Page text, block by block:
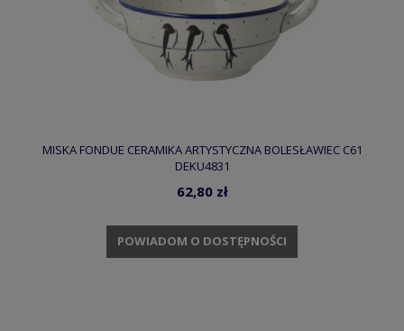
MISKA FONDUE CERAMIKA ARTYSTYCZNA BOLESŁAWIEC C61
DEKU4831
62,80 zł
POWIADOM O DOSTĘPNOŚCI